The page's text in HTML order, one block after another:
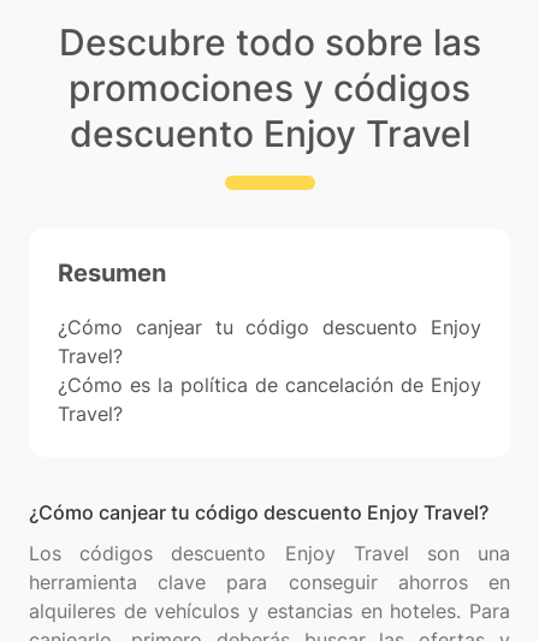
Descubre todo sobre las
promociones y códigos
descuento Enjoy Travel
Resumen
¿Cómo canjear tu código descuento Enjoy
Travel?
¿Cómo es la política de cancelación de Enjoy
Travel?
¿Cómo canjear tu código descuento Enjoy Travel?
Los códigos descuento Enjoy Travel son una
herramienta clave para conseguir ahorros en
alquileres de vehículos y estancias en hoteles. Para